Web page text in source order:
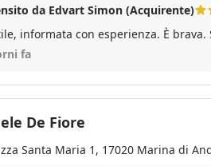
da Edvart Simon (Acquirente)
informata con esperienza. È brava.
fa
De Fiore
Santa Maria 1, 17020 Marina di